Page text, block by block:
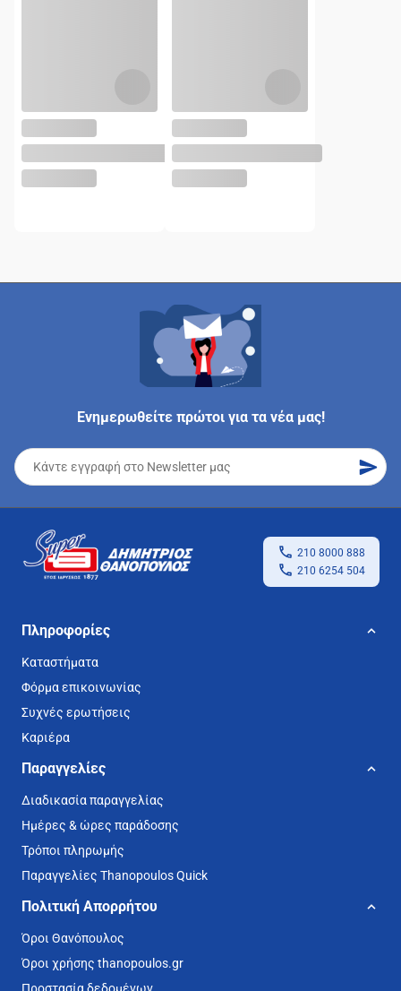
Ενημερωθείτε πρώτοι για τα νέα μας!
210 8000 888
210 6254 504
Πληροφορίες
Καταστήματα
Φόρμα επικοινωνίας
Συχνές ερωτήσεις
Καριέρα
Παραγγελίες
Διαδικασία παραγγελίας
Ημέρες & ώρες παράδοσης
Τρόποι πληρωμής
Παραγγελίες Thanopoulos Quick
Πολιτική Απορρήτου
Όροι Θανόπουλος
Όροι χρήσης thanopoulos.gr